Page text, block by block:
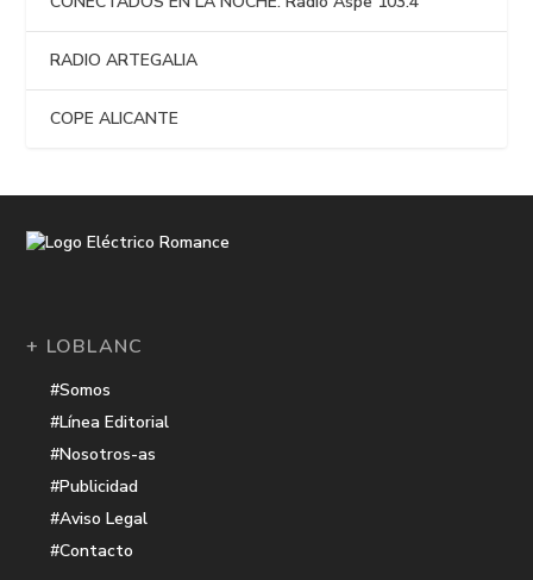
RADIO ARTEGALIA
COPE ALICANTE
+ LOBLANC
#Somos
#Línea Editorial
#Nosotros-as
#Publicidad
#Aviso Legal
#Contacto